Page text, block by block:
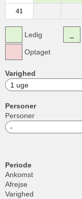
41
Ledig
Optaget
Varighed
Personer
Personer
Periode
Ankomst
Afrejse
Varighed